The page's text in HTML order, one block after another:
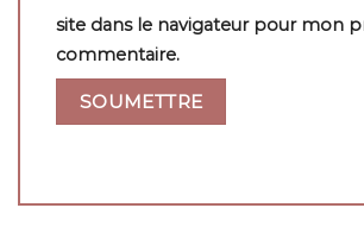
site dans le navigateur pour mon
commentaire.